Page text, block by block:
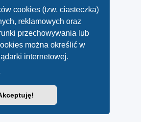
cookies (tzw. ciasteczka)
reklamowych oraz
przechowywania lub
można określić w
internetowej.